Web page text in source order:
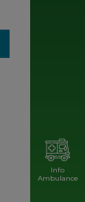
Info
Ambulance